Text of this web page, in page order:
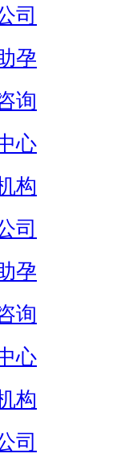
司
孕
询
心
构
司
孕
询
心
构
司